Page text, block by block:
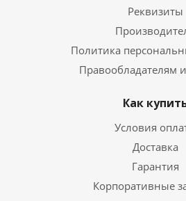
Реквизиты
Политика
Правообладателям
Как
Условия
Доставка
Гарантия
Корпоративные